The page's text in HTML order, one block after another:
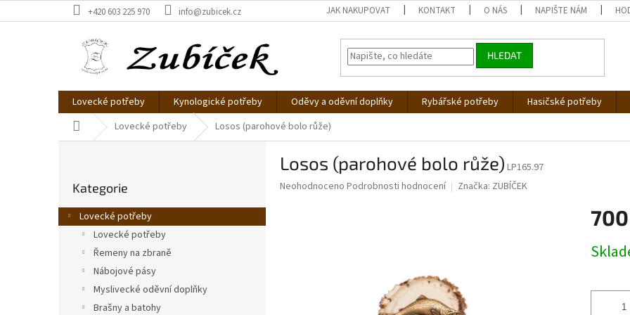
na
+420 603 225 970 info@zubicek.cz JAK NAKUPOVAT KONTAKT O NÁS NAPIŠTE NÁM
HLEDAT
Lovecké potřeby Kynologické potřeby Oděvy a oděvní doplňky Rybářské potřeby Hasičské potřeby
Domů Lovecké potřeby Losos (parohové bolo růže)
r
a
kategorie
Kategorie
Lovecké potřeby
Lovecké potřeby
Řemeny na zbraně
Nábojové pásy
Myslivecké oděvní doplňky
Brašny a batohy
Losos (parohové bolo růže) LP165.97
Průměrné
Neohodnoceno Podrobnosti hodnocení Značka: ZUBÍČEK
cena: